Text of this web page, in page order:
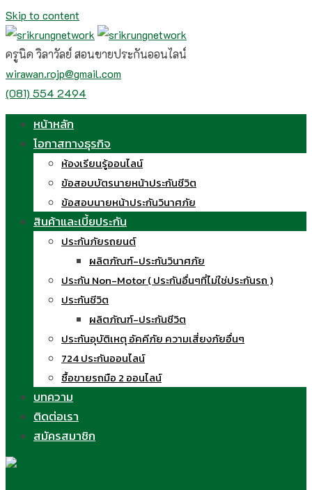
Skip to content
ครูนิด วิลาวัลย์ สอนขายประกันออนไลน์
wirawan.rojp@gmail.com
(081) 554 2494
หน้าหลัก
โอกาสทางธุรกิจ
ห้องเรียนรู้ออนไลน์
ข้อสอบบัตรนายหน้าประกันชีวิต
ข้อสอบนายหน้าประกันวินาศภัย
สินค้าและเบี้ยประกัน
ประกันภัยรถยนต์
ผลิตภัณฑ์-ประกันวินาศภัย
ประกัน Non-Motor ( ประกันอื่นๆที่ไม่ใช่ประกันรถ )
ประกันชีวิต
ผลิตภัณฑ์-ประกันชีวิต
ประกันอุบัติเหตุ อัคคีภัย ความเสี่ยงภัยอื่นๆ
724 ประกันออนไลน์
ซื้อขายรถมือ 2 ออนไลน์
บทความ
ติดต่อเรา
สมัครสมาชิก